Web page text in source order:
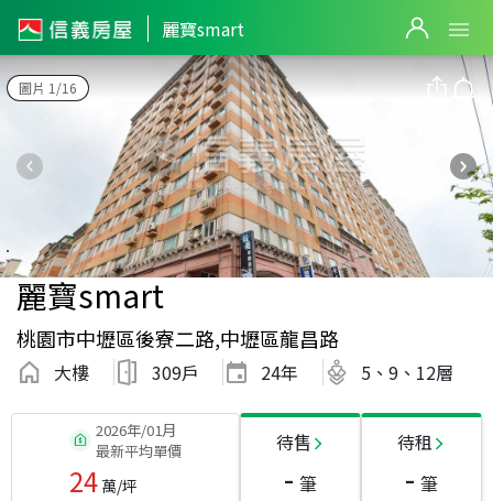
麗寶smart
圖片 1/16
麗寶smart
桃園市中壢區後寮二路,中壢區龍昌路
大樓 309戶 24年 5、9、12層
2026年/01月
最新平均單價
24萬/坪
待售
- 筆
待租
- 筆